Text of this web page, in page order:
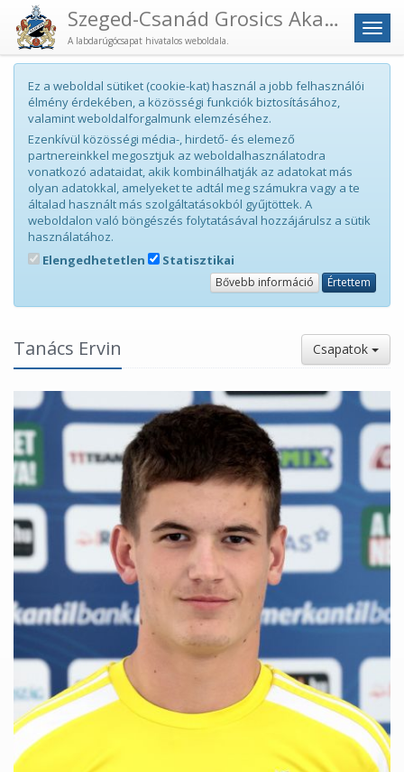
Menü
Szeged-Csanád Grosics Akadémia
A labdarúgócsapat hivatalos weboldala.
Ez a weboldal sütiket (cookie-kat) használ a jobb felhasználói
élmény érdekében, a közösségi funkciók biztosításához,
valamint weboldalforgalmunk elemzéséhez.
Ezenkívül közösségi média-, hirdető- és elemező
partnereinkkel megosztjuk az weboldalhasználatodra
vonatkozó adataidat, akik kombinálhatják az adatokat más
olyan adatokkal, amelyeket te adtál meg számukra vagy a te
általad használt más szolgáltatásokból gyűjtöttek. A
weboldalon való böngészés folytatásával hozzájárulsz a sütik
használatához.
Elengedhetetlen
Statisztikai
Bővebb információ Értettem
Tanács Ervin Csapatok